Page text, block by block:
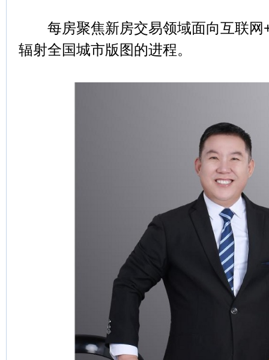
每房聚焦新房交易领域面向互联网
辐射全国城市版图的进程。